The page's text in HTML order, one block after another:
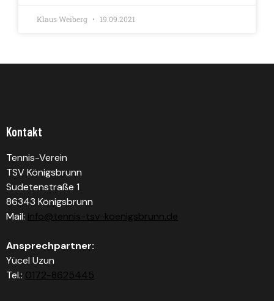
Klaus Weiberg 19.09.2021
Kontakt
Tennis-Verein
TSV Königsbrunn
Sudetenstraße 1
86343 Königsbrunn
Mail: info@tennis-tsv-koenigsbrunn.de
Ansprechpartner:
Yücel Uzun
Tel.: 0172-8625445